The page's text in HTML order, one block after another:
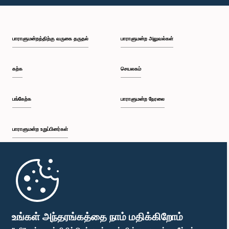
உங்கள் அந்தரங்கத்தை நாம் மதிக்கிறோம்
பி.ப. 1:10 - பி.ப. 1:19
பி.ப. 1:34 - பி.ப. 1:55
பி.ப. 2:06 - பி.ப. 2:16
பாராளுமன்றத்திற்கு வருகை தருதல்
கற்க
பங்கேற்க
பாராளுமன்ற உறுப்பினர்கள்
முதற்பக்கம்
பாராளுமன்ற அலுவல்கள்
செயலகம்
பாராளுமன்ற நேரலை
பாராளுமன்ற கையடக்க செயலி